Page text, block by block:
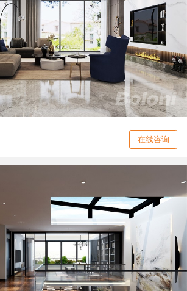
在线咨询